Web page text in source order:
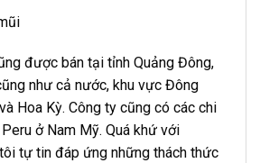
được bán tại tỉnh Quảng Đông,
như cả nước, khu vực Đông
Hoa Kỳ. Công ty cũng có các chi
ở Nam Mỹ. Quá khứ với
tự tin đáp ứng những thách thức